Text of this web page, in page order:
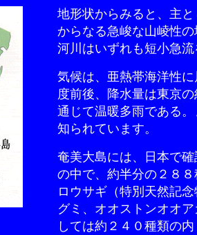
地形状からみると、主
からなる急峻な山崚性
河川はいずれも短小急
気候は、亜熱帯海洋性
度前後、降水量は東京
通じて温暖多雨である
知られています。
奄美大島には、日本で
の中で、約半分の２８
ロウサギ（特別天然記
グミ、オオストンオオ
しては約２４０種類の